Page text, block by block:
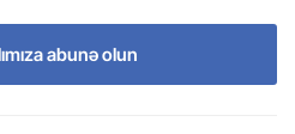
abunə olun